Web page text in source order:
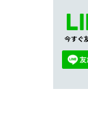
今すぐ